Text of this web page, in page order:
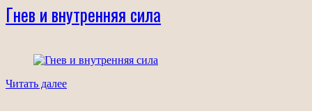
Гнев и внутренняя сила
Читать далее